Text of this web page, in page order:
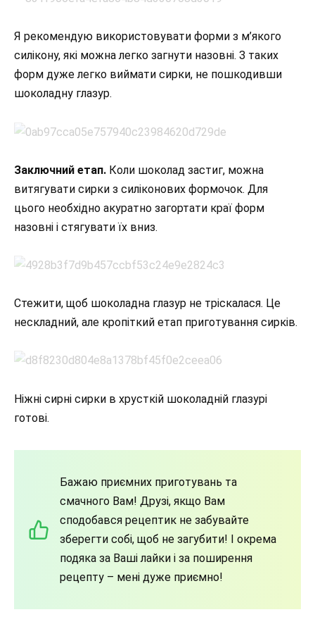
Я рекомендую використовувати форми з м’якого
силікону, які можна легко загнути назовні. З таких
форм дуже легко виймати сирки, не пошкодивши
шоколадну глазур.
Заключний етап. Коли шоколад застиг, можна
витягувати сирки з силіконових формочок. Для
цього необхідно акуратно загортати краї форм
назовні і стягувати їх вниз.
Стежити, щоб шоколадна глазур не тріскалася. Це
нескладний, але кропіткий етап приготування сирків.
Ніжні сирні сирки в хрусткій шоколадній глазурі
готові.
Бажаю приємних приготувань та
смачного Вам! Друзі, якщо Вам
сподобався рецептик не забувайте
зберегти собі, щоб не загубити! І окрема
подяка за Ваші лайки і за поширення
рецепту – мені дуже приємно!